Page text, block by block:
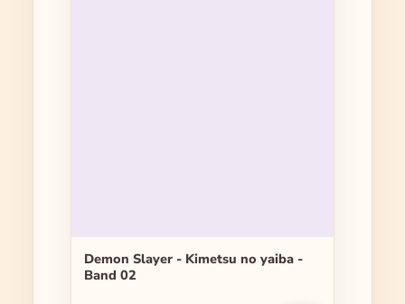
Demon Slayer - Kimetsu no yaiba -
Band 02